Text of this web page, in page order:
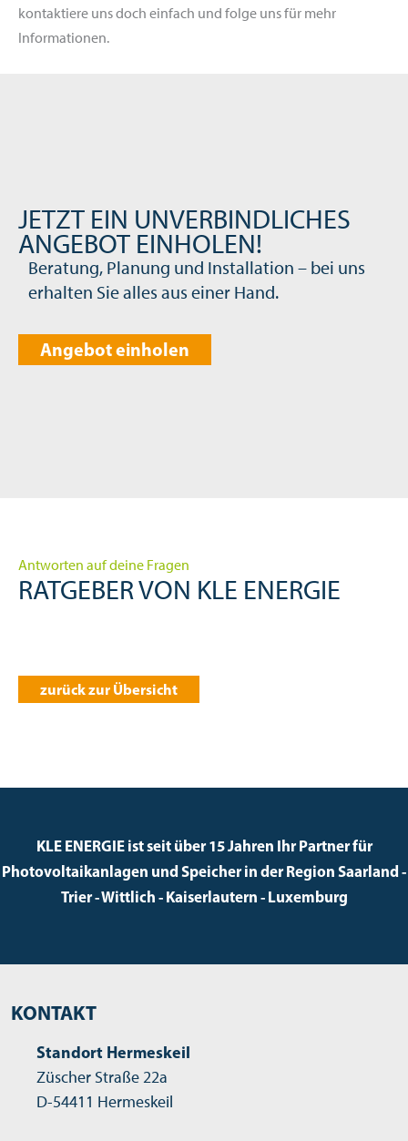
kontaktiere uns doch einfach und folge uns für mehr
Informationen.
JETZT EIN UNVERBINDLICHES
ANGEBOT EINHOLEN!
Beratung, Planung und Installation – bei uns
erhalten Sie alles aus einer Hand.
Angebot einholen
Antworten auf deine Fragen
RATGEBER VON KLE ENERGIE
zurück zur Übersicht
KLE ENERGIE ist seit über 15 Jahren Ihr Partner für
Photovoltaikanlagen und Speicher in der Region Saarland -
Trier - Wittlich - Kaiserlautern - Luxemburg
KONTAKT
Standort Hermeskeil
Züscher Straße 22a
D-54411 Hermeskeil